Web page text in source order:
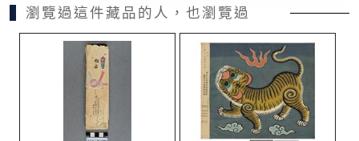
瀏覽過這件藏品的人，也瀏覽過